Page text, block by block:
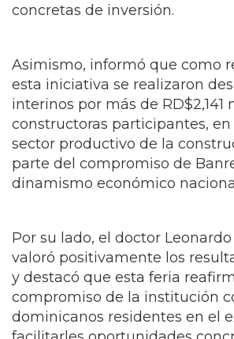
concretas de inversión.
Asimismo, informó que como
esta iniciativa se realizaron
interinos por más de RD$2,141
constructoras participantes, en
sector productivo de la
parte del compromiso de
dinamismo económico
Por su lado, el doctor
valoró positivamente los
y destacó que esta feria
compromiso de la institución
dominicanos residentes en el